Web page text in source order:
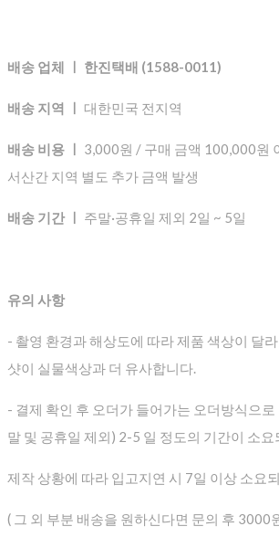
배송 업체 ㅣ 한진택배 (1588-0011)
배송 지역 ㅣ 대한민국 전지역
배송 비용 ㅣ 3,000원 / 구매 금액 100,000원
서산간 지역 별도 추가 금액 발생
배송 기간 ㅣ 주말·공휴일 제외 2일 ~ 5일
유의 사항
- 촬영 환경과 해상도에 따라 제품 색상이 달
샷이 실물색상과 더 유사합니다.
- 결제 확인 후 오더가 들어가는 오더방식으
말 및 공휴일 제외) 2-5 일 정도의 기간이 소요
제작 상황에 따라 입고지연 시 7일 이상 소요
( 그 외 부분 배송을 원하신다면 문의 후 3000